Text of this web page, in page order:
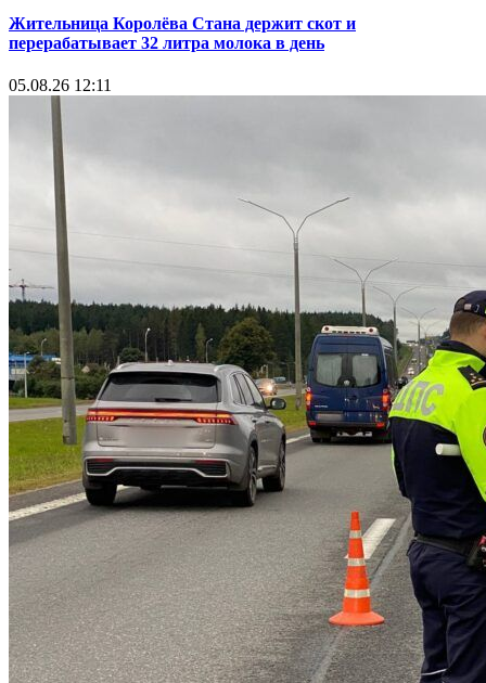
Жительница Королёва Стана держит скот и
перерабатывает 32 литра молока в день
05.08.26 12:11